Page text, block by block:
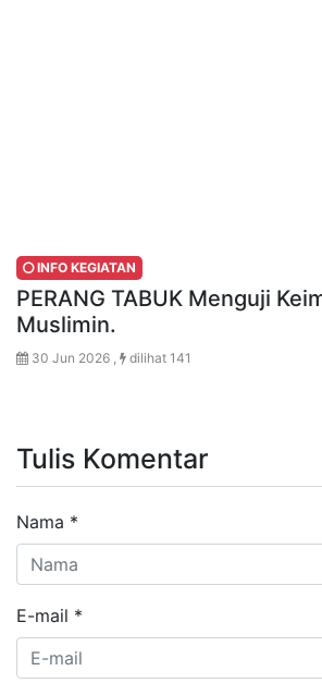
INFO KEGIATAN
PERANG TABUK Menguji
Muslimin.
30 Jun 2026 , dilihat 141
Tulis Komentar
Nama *
E-mail *